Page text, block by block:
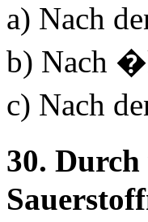
a) Nach
b) Nach
c) Nach
30.